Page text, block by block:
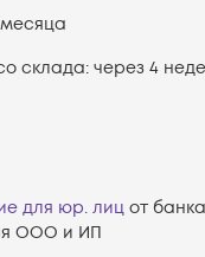
склада: через 4
для юр. лиц от
ООО и ИП